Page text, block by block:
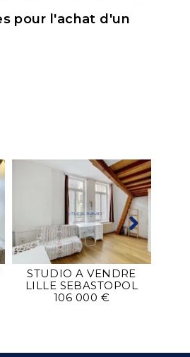
pour l'achat d'un
STUDIO A VENDRE
LILLE SEBASTOPOL
106 000 €